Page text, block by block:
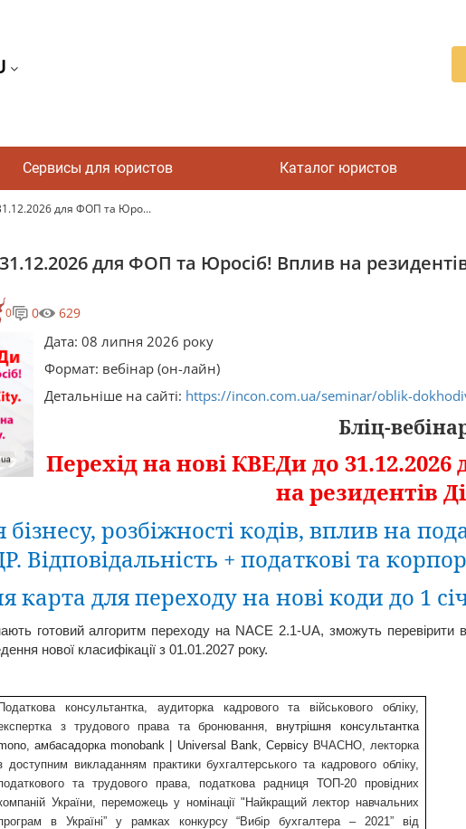
Сервисы для юристов Каталог юристов
для ФОП та Юро...
для ФОП та Юросіб! Вплив на
0 0 629
Дата: 08 липня 2026 року
Формат: вебінар (он-лайн)
Детальніше на сайті: https://incon.com.ua/seminar/oblik-
Бліц-
ПерехіднановіКВЕДидо 31.12.2026
нарезидентів Д
бізнесу, розбіжностікодів, вплив на
. Відповідальність + податковіта
карта для переходу на новікоди до 1
готовийалгоритм переходу на NACE 2.1-UA, зможуть перевірити
нової класифікації з 01.01.2027 року.
Податковаконсультантка, аудиторкакадрового та військового обліку,
з трудового права табронювання, внутрішня консультантка
,амбасадорка monobank Universal Bank, Сервісу ВЧАСНО, лекторка
доступним викладанням практикибухгалтерського та кадрового обліку,
та трудового права, податкова радницяТОП-20 провідних
України, переможецьу номінації" Найкращий лектор навчальних
в Україні” у рамках конкурсу “Вибір бухгалтера – 2021” від